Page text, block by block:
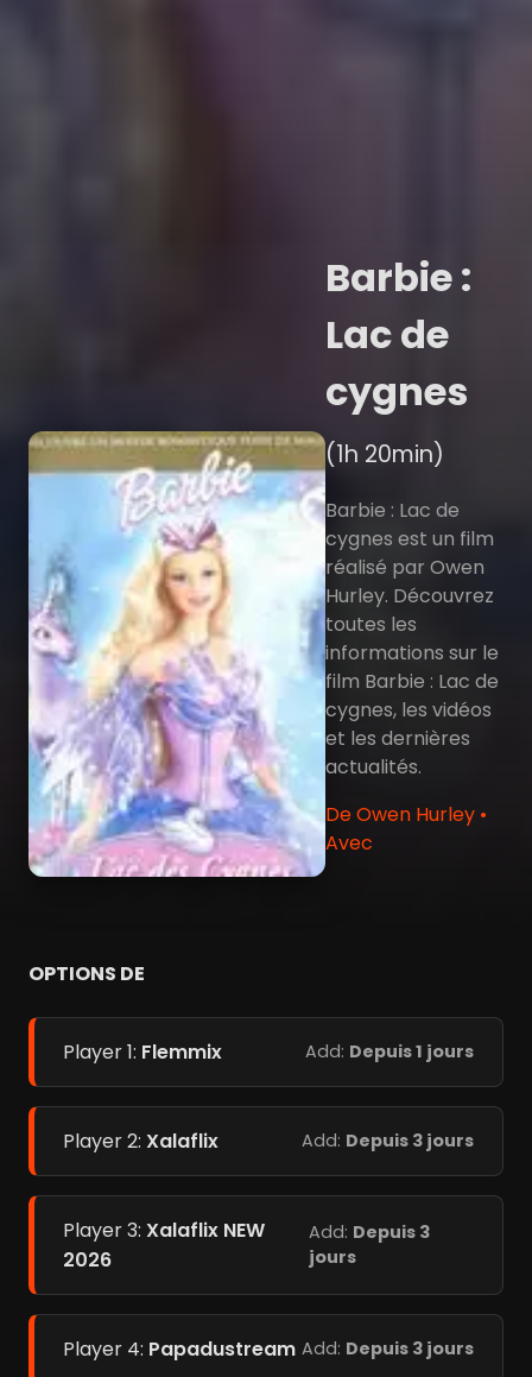
Barbie :
Lac de
cygnes
(1h 20min)
Barbie : Lac de
cygnes est un film
réalisé par Owen
Hurley. Découvrez
toutes les
informations sur le
film Barbie : Lac de
cygnes, les vidéos
et les dernières
actualités.
De Owen Hurley •
Avec
OPTIONS DE
Player 1: Flemmix Add: Depuis 1 jours
Player 2: Xalaflix Add: Depuis 3 jours
Player 3: Xalaflix NEW
2026
Add: Depuis 3
jours
Player 4: Papadustream Add: Depuis 3 jours